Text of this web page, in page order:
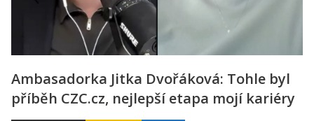
Ambasadorka Jitka Dvořáková: Tohle byl
příběh CZC.cz, nejlepší etapa mojí kariéry